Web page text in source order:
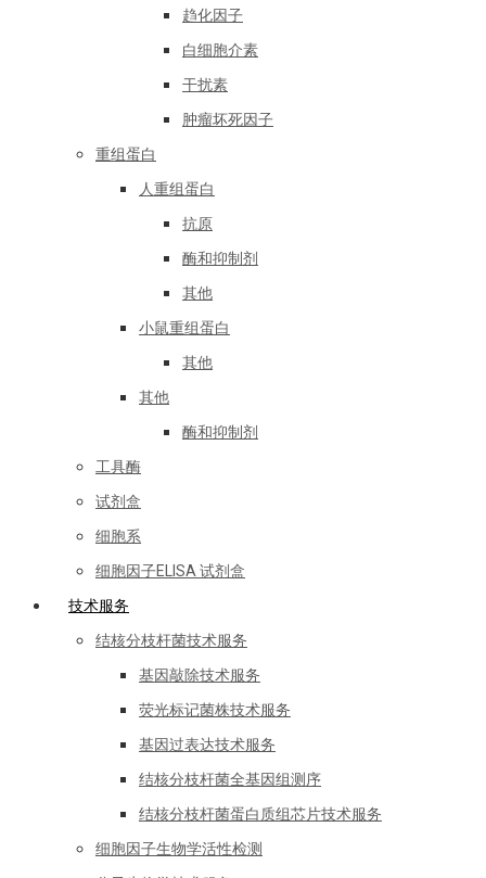
趋化因子
白细胞介素
干扰素
肿瘤坏死因子
重组蛋白
人重组蛋白
抗原
酶和抑制剂
其他
小鼠重组蛋白
其他
其他
酶和抑制剂
工具酶
试剂盒
细胞系
细胞因子ELISA 试剂盒
技术服务
结核分枝杆菌技术服务
基因敲除技术服务
荧光标记菌株技术服务
基因过表达技术服务
结核分枝杆菌全基因组测序
结核分枝杆菌蛋白质组芯片技术服务
细胞因子生物学活性检测